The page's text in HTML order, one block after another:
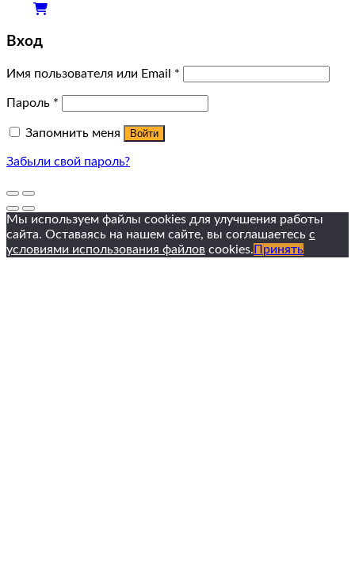
Вход
Имя пользователя или Email *
Пароль *
Запомнить меня Войти
Забыли свой пароль?
Мы используем файлы cookies для улучшения работы
сайта. Оставаясь на нашем сайте, вы соглашаетесь с
условиями использования файлов cookies.Принять